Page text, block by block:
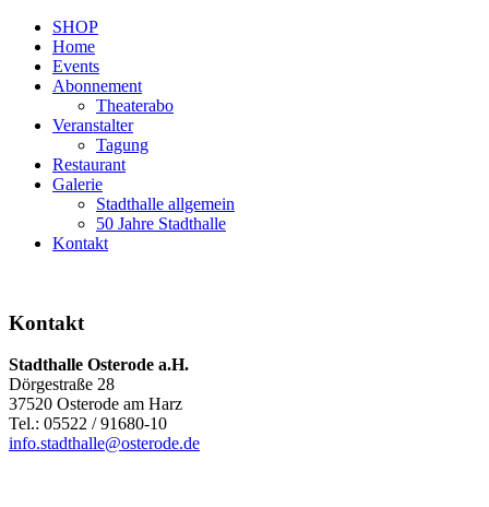
SHOP
Home
Events
Abonnement
Theaterabo
Veranstalter
Tagung
Restaurant
Galerie
Stadthalle allgemein
50 Jahre Stadthalle
Kontakt
Kontakt
Stadthalle Osterode a.H.
Dörgestraße 28
37520 Osterode am Harz
Tel.: 05522 / 91680-10
info.stadthalle@osterode.de